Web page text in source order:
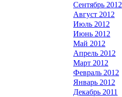
Сентябрь 2012
Август 2012
Июль 2012
Июнь 2012
Май 2012
Апрель 2012
Март 2012
Февраль 2012
Январь 2012
Декабрь 2011